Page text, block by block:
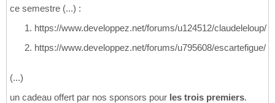
ce semestre (...) :
https://www.developpez.net/forums/u124512/claudeleloup/
https://www.developpez.net/forums/u795608/escartefigue/
(...)
un cadeau offert par nos sponsors pour les trois premiers.